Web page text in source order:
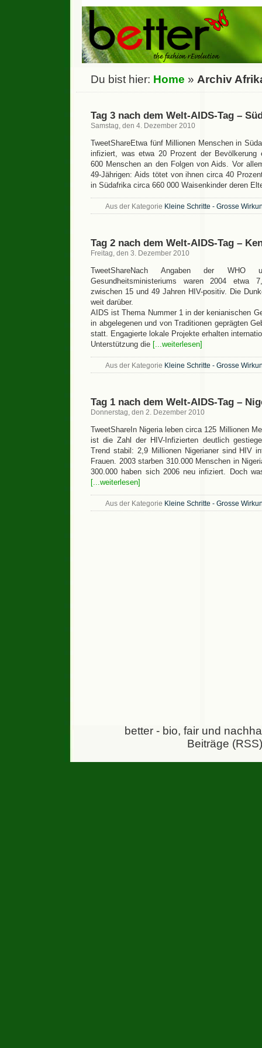
Du bist hier: Home » Archiv
Tag 3 nach dem Welt-AIDS-Tag –
Samstag, den 4. Dezember 2010
TweetShareEtwa fünf Millionen Menschen in
infiziert, was etwa 20 Prozent der Bevölkerung
600 Menschen an den Folgen von Aids. Vor
49-Jährigen: Aids tötet von ihnen circa 40
in Südafrika circa 660 000 Waisenkinder deren
Aus der Kategorie Kleine Schritte - Grosse
Tag 2 nach dem Welt-AIDS-Tag –
Freitag, den 3. Dezember 2010
TweetShareNach Angaben der WHO
Gesundheitsministeriums waren 2004 etwa
zwischen 15 und 49 Jahren HIV-positiv. Die
weit darüber.
AIDS ist Thema Nummer 1 in der kenianischen
in abgelegenen und von Traditionen geprägten
statt. Engagierte lokale Projekte erhalten
Unterstützung die [...weiterlesen]
Aus der Kategorie Kleine Schritte - Grosse
Tag 1 nach dem Welt-AIDS-Tag –
Donnerstag, den 2. Dezember 2010
TweetShareIn Nigeria leben circa 125 Millionen
ist die Zahl der HIV-Infizierten deutlich
Trend stabil: 2,9 Millionen Nigerianer sind HIV
Frauen. 2003 starben 310.000 Menschen in
300.000 haben sich 2006 neu infiziert. Doch
[...weiterlesen]
Aus der Kategorie Kleine Schritte - Grosse
better - bio, fair und
Beiträge (RSS)